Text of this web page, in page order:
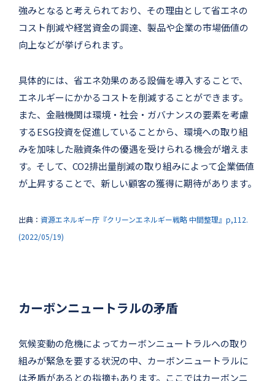
強みとなると考えられており、その理由として省エネの
コスト削減や経営資金の調達、製品や企業の市場価値の
向上などが挙げられます。
具体的には、省エネ効果のある設備を導入することで、
エネルギーにかかるコストを削減することができます。
また、金融機関は環境・社会・ガバナンスの要素を考慮
するESG投資を促進していることから、環境への取り組
みを加味した融資条件の優遇を受けられる機会が増えま
す。そして、CO2排出量削減の取り組みによって企業価値
が上昇することで、新しい顧客の獲得に期待があります。
出典： 資源エネルギー庁『クリーンエネルギー戦略 中間整理』p,112.
(2022/05/19)
カーボンニュートラルの矛盾
気候変動の危機によってカーボンニュートラルへの取り
組みが緊急を要する状況の中、カーボンニュートラルに
は矛盾があるとの指摘もあります。ここではカーボンニ